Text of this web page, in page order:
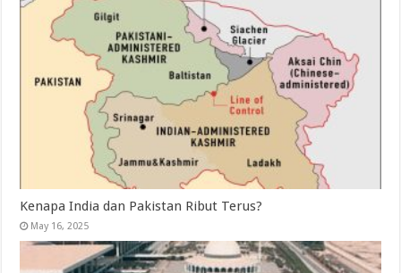
Kenapa India dan Pakistan Ribut Terus?
May 16, 2025